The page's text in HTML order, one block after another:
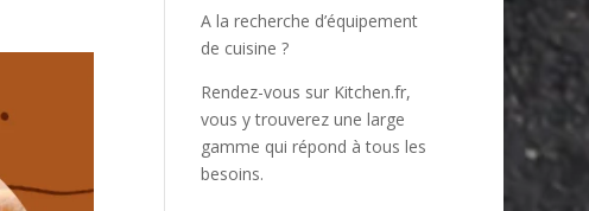
A la recherche d’équipement
de cuisine ?
Rendez-vous sur Kitchen.fr,
vous y trouverez une large
gamme qui répond à tous les
besoins.